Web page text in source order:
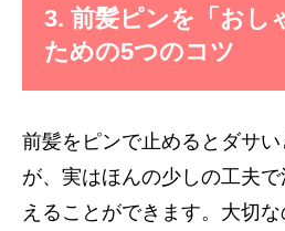
3. 前髪ピンを「おし
ための5つのコツ
前髪をピンで止めるとダサ
が、実はほんの少しの工夫
えることができます。大切